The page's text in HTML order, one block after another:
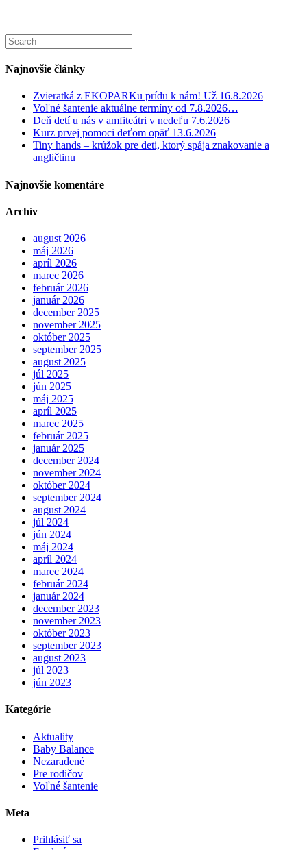
Najnovšie články
Zvieratká z EKOPARKu prídu k nám! Už 16.8.2026
Voľné šantenie aktuálne termíny od 7.8.2026…
Deň detí u nás v amfiteátri v nedeľu 7.6.2026
Kurz prvej pomoci deťom opäť 13.6.2026
Tiny hands – krúžok pre deti, ktorý spája znakovanie a
angličtinu
Najnovšie komentáre
Archív
august 2026
máj 2026
apríl 2026
marec 2026
február 2026
január 2026
december 2025
november 2025
október 2025
september 2025
august 2025
júl 2025
jún 2025
máj 2025
apríl 2025
marec 2025
február 2025
január 2025
december 2024
november 2024
október 2024
september 2024
august 2024
júl 2024
jún 2024
máj 2024
apríl 2024
marec 2024
február 2024
január 2024
december 2023
november 2023
október 2023
september 2023
august 2023
júl 2023
jún 2023
Kategórie
Aktuality
Baby Balance
Nezaradené
Pre rodičov
Voľné šantenie
Meta
Prihlásiť sa